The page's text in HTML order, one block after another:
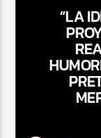
CURRENT SHOW
4:00
“LA